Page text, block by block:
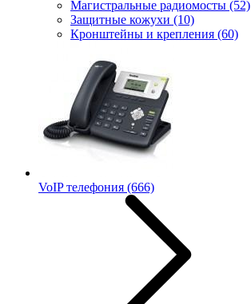
Магистральные радиомосты (52)
Защитные кожухи (10)
Кронштейны и крепления (60)
VoIP телефония (666)